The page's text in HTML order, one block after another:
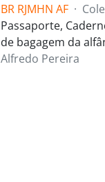
BR RJMHN AF ·
Passaporte,
de bagagem da
Alfredo Pereira